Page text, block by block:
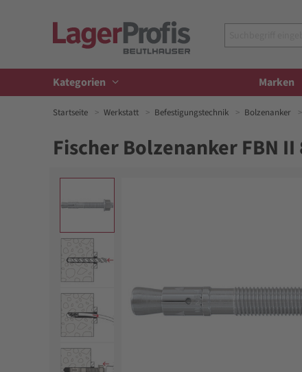
Kategorien Marken
Startseite Werkstatt Befestigungstechnik Bolzenanker
Fischer Bolzenanker FBN
Item
1
of
10